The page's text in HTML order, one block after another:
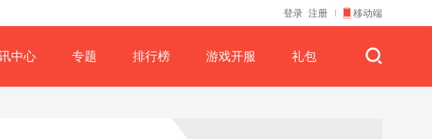
登录 注册 移动端
中心 专题 排行榜 游戏开服 礼包